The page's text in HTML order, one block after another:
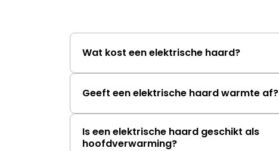
Wat kost een elektrische haard?
Geeft een elektrische haard warmte af?
Is een elektrische haard geschikt als
hoofdverwarming?